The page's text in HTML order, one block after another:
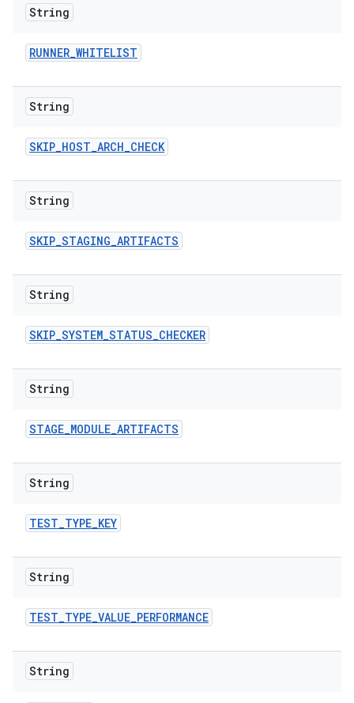
String
RUNNER_WHITELIST
String
SKIP_HOST_ARCH_CHECK
String
SKIP_STAGING_ARTIFACTS
String
SKIP_SYSTEM_STATUS_CHECKER
String
STAGE_MODULE_ARTIFACTS
String
TEST_TYPE_KEY
String
TEST_TYPE_VALUE_PERFORMANCE
String